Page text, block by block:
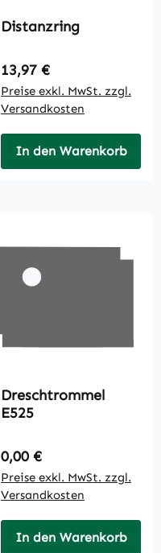
Distanzring
Regulärer Preis:
13,97 €
Preise exkl. MwSt. zzgl.
Versandkosten
In den Warenkorb
Dreschtrommel
E525
Regulärer Preis:
0,00 €
Preise exkl. MwSt. zzgl.
Versandkosten
In den Warenkorb